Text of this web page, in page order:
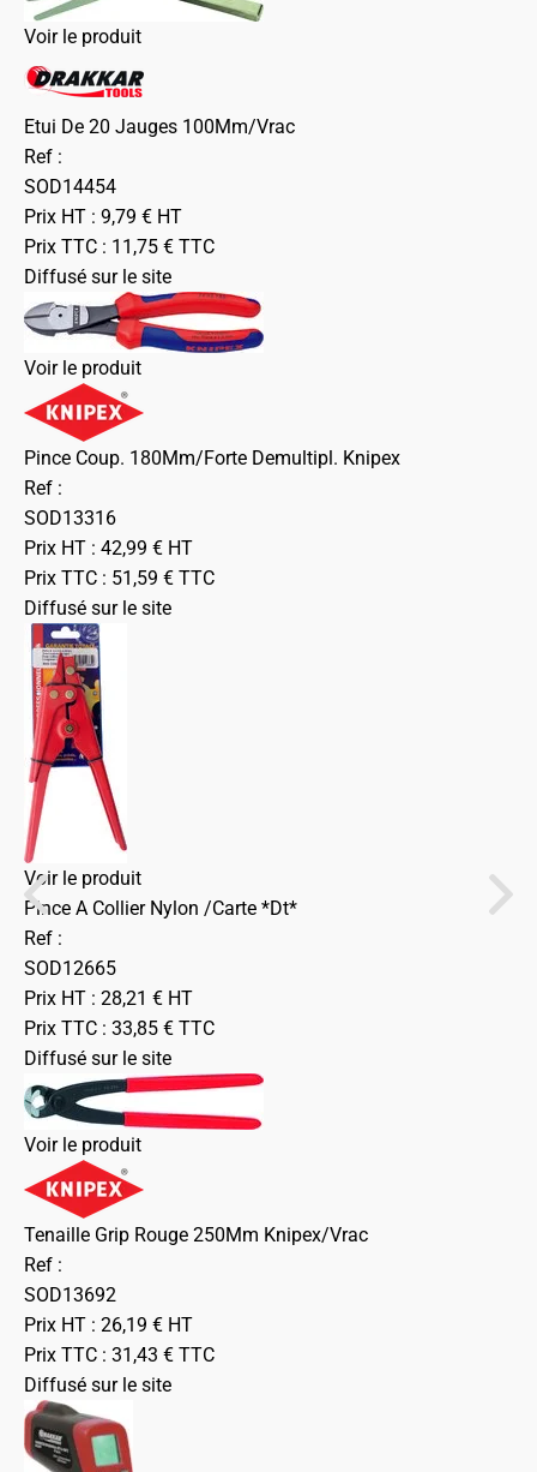
Voir le produit
Etui De 20 Jauges 100Mm/Vrac
Ref :
SOD14454
Prix HT : 9,79 € HT
Prix TTC : 11,75 € TTC
Diffusé sur le site
Voir le produit
Pince Coup. 180Mm/Forte Demultipl. Knipex
Ref :
SOD13316
Prix HT : 42,99 € HT
Prix TTC : 51,59 € TTC
Diffusé sur le site
Voir le produit
Pince A Collier Nylon /Carte *Dt*
Ref :
SOD12665
Prix HT : 28,21 € HT
Prix TTC : 33,85 € TTC
Diffusé sur le site
Voir le produit
Tenaille Grip Rouge 250Mm Knipex/Vrac
Ref :
SOD13692
Prix HT : 26,19 € HT
Prix TTC : 31,43 € TTC
Diffusé sur le site